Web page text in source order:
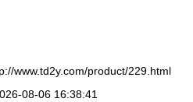
www.td2y.com/product/229.html
08-06 16:38:41